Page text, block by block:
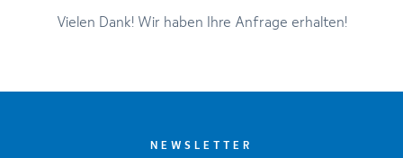
Vielen Dank! Wir haben Ihre Anfrage erhalten!
NEWSLETTER